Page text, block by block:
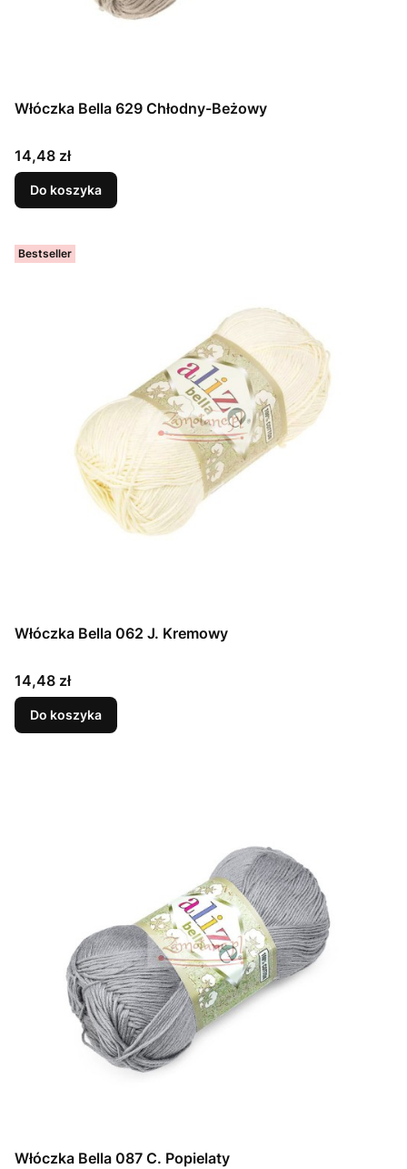
Włóczka Bella 629 Chłodny-Beżowy
Cena
14,48 zł
Do koszyka
Bestseller
Włóczka Bella 062 J. Kremowy
Cena
14,48 zł
Do koszyka
Włóczka Bella 087 C. Popielaty